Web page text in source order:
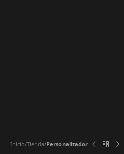
Inicio Tienda Personalizador